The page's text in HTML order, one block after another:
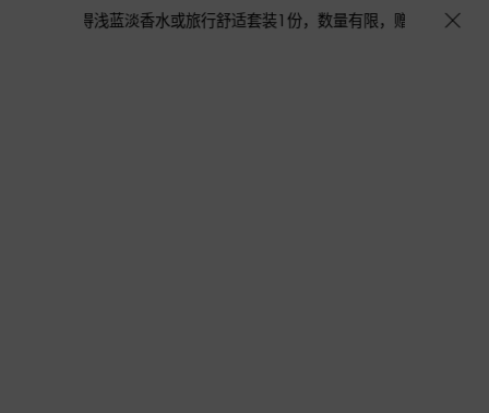
会获得浅蓝淡香水或旅行舒适套装1份，数量有限，赠完即止。即